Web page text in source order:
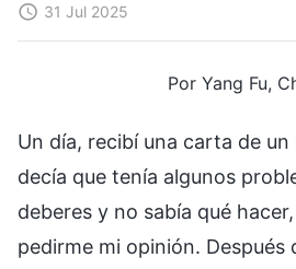
31 Jul 2025
Por Yang Fu,
Un día, recibí una carta de
decía que tenía algunos
deberes y no sabía qué
pedirme mi opinión. Después